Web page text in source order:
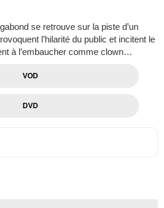
se retrouve sur la piste d’un
l’hilarité du public et incitent le
à l’embaucher comme clown…
VOD
DVD